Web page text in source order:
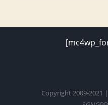
Copyright 2009-2021